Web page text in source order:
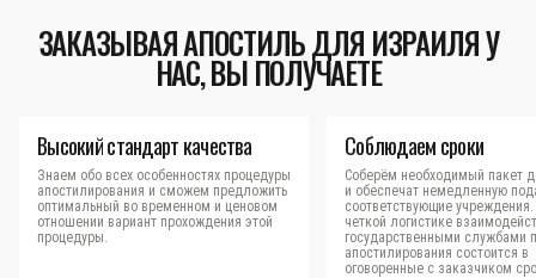
ЗАКАЗЫВАЯ АПОСТИЛЬ ДЛЯ ИЗРАИЛЯ У
НАС, ВЫ ПОЛУЧАЕТЕ
Высокий стандарт качества
Знаем обо всех особенностях процедуры
апостилирования и сможем предложить
оптимальный во временном и ценовом
отношении вариант прохождения этой
процедуры.
Соблюдаем сроки
Соберём необходимый пакет
и обеспечат немедленную
соответствующие
четкой логистике
государственными службами
апостилирования состоится в
оговоренные с заказчиком